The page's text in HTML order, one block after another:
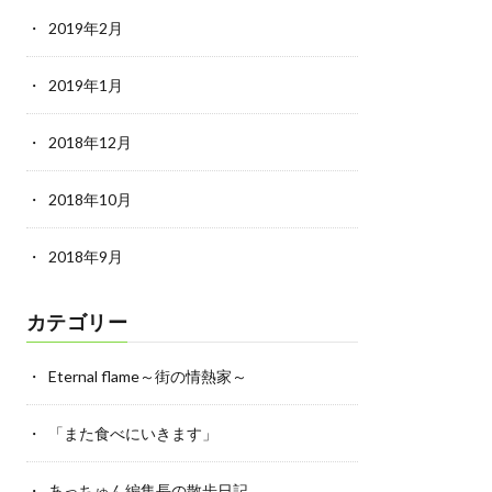
2019年2月
2019年1月
2018年12月
2018年10月
2018年9月
カテゴリー
Eternal flame～街の情熱家～
「また食べにいきます」